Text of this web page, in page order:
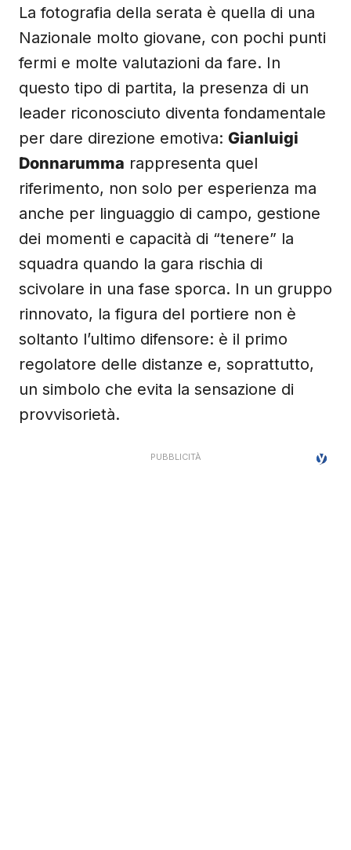
La fotografia della serata è quella di una
Nazionale molto giovane, con pochi punti
fermi e molte valutazioni da fare. In
questo tipo di partita, la presenza di un
leader riconosciuto diventa fondamentale
per dare direzione emotiva: Gianluigi
Donnarumma rappresenta quel
riferimento, non solo per esperienza ma
anche per linguaggio di campo, gestione
dei momenti e capacità di “tenere” la
squadra quando la gara rischia di
scivolare in una fase sporca. In un gruppo
rinnovato, la figura del portiere non è
soltanto l’ultimo difensore: è il primo
regolatore delle distanze e, soprattutto,
un simbolo che evita la sensazione di
provvisorietà.